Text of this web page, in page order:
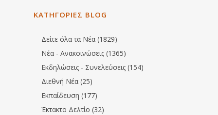
ΚΑΤΗΓΟΡΙΕΣ BLOG
Δείτε όλα τα Νέα (1829)
Νέα - Ανακοινώσεις (1365)
Εκδηλώσεις - Συνελεύσεις (154)
Διεθνή Νέα (25)
Εκπαίδευση (177)
Έκτακτο Δελτίο (32)